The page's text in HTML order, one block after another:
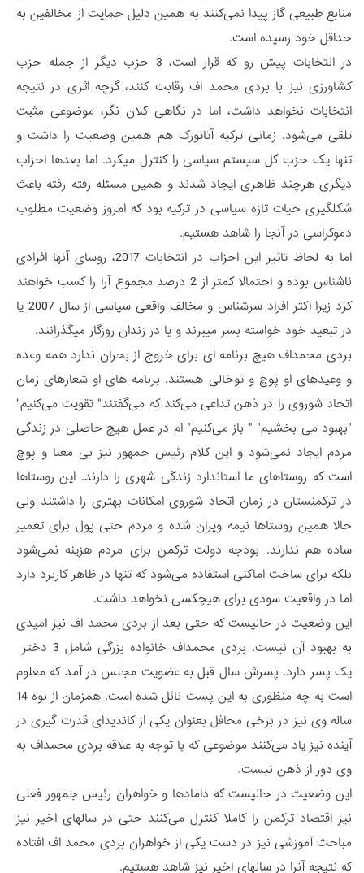
منابع طبیعی گاز پیدا نمی‌کنند به همین دلیل حمایت از مخالفین به
حداقل خود رسیده است.
در انتخابات پیش رو که قرار است، 3 حزب دیگر از جمله حزب
کشاورزی نیز با بردی محمد اف رقابت کنند، گرچه اثری در نتیجه
انتخابات نخواهد داشت، اما در نگاهی کلان نگر، موضوعی مثبت
تلقی می‌شود. زمانی ترکیه آتاتورک هم همین وضعیت را داشت و
تنها یک حزب کل سیستم سیاسی را کنترل میکرد. اما بعدها احزاب
دیگری هرچند ظاهری ایجاد شدند و همین مسئله رفته رفته باعث
شکلگیری حیات تازه سیاسی در ترکیه بود که امروز وضعیت مطلوب
دموکراسی در آنجا را شاهد هستیم.
اما به لحاظ تاثیر این احزاب در انتخابات 2017، روسای آنها افرادی
ناشناس بوده و احتمالا کمتر از 2 درصد مجموع آرا را کسب خواهند
کرد زیرا اکثر افراد سرشناس و مخالف واقعی سیاسی از سال 2007 یا
در تبعید خود خواسته بسر میبرند و یا در زندان روزگار میگذرانند.
بردی محمداف هیچ برنامه ای برای خروج از بحران ندارد همه وعده
و وعیدهای او پوچ و توخالی هستند. برنامه های او شعارهای زمان
اتحاد شوروی را در ذهن تداعی می‌کند که می‌گفتند" تقویت می‌کنیم"
"بهبود می بخشیم" " باز می‌کنیم" ام در عمل هیچ حاصلی در زندگی
مردم ایجاد نمی‌شود و این کلام رئیس جمهور نیز بی معنا و پوچ
است که روستاهای ما استاندارد زندگی شهری را دارند. این روستاها
در ترکمنستان در زمان اتحاد شوروی امکانات بهتری را داشتند ولی
حالا همین روستاها نیمه ویران شده و مردم حتی پول برای تعمیر
ساده هم ندارند. بودجه دولت ترکمن برای مردم هزینه نمی‌شود
بلکه برای ساخت اماکنی استفاده می‌شود که تنها در ظاهر کاربرد دارد
اما در واقعیت سودی برای هیچکسی نخواهد داشت.
این وضعیت در حالیست که حتی بعد از بردی محمد اف نیز امیدی
به بهبود آن نیست. بردی محمداف خانواده بزرگی شامل 3 دختر
یک پسر دارد. پسرش سال قبل به عضویت مجلس در آمد که معلوم
است به چه منظوری به این پست نائل شده است. همزمان از نوه 14
ساله وی نیز در برخی محافل بعنوان یکی از کاندیدای قدرت گیری در
آینده نیز یاد می‌کنند موضوعی که با توجه به علاقه بردی محمداف به
وی دور از ذهن نیست.
این وضعیت در حالیست که دامادها و خواهران رئیس جمهور فعلی
نیز اقتصاد ترکمن را کاملا کنترل می‌کنند حتی در سالهای اخیر نیز
مباحث آموزشی نیز در دست یکی از خواهران بردی محمد اف افتاده
که نتیجه آنرا در سالهای اخیر نیز شاهد هستیم.